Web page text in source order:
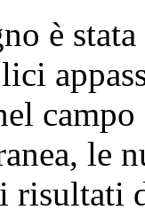
è
campo
le
risultati